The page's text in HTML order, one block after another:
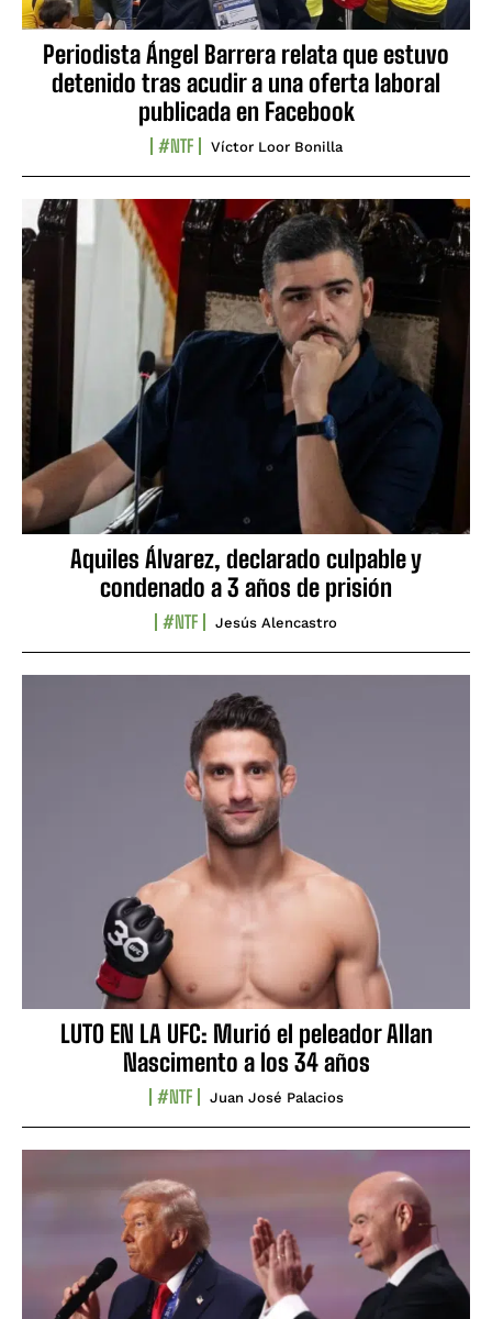
Periodista Ángel Barrera relata que estuvo
detenido tras acudir a una oferta laboral
publicada en Facebook
#NTF Víctor Loor Bonilla
Aquiles Álvarez, declarado culpable y
condenado a 3 años de prisión
#NTF Jesús Alencastro
LUTO EN LA UFC: Murió el peleador Allan
Nascimento a los 34 años
#NTF Juan José Palacios